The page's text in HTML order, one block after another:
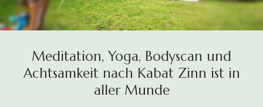
Meditation, Yoga, Bodyscan und
Achtsamkeit nach Kabat Zinn ist in
aller Munde